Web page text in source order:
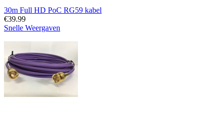
30m Full HD PoC RG59 kabel
€39.99
Snelle Weergaven